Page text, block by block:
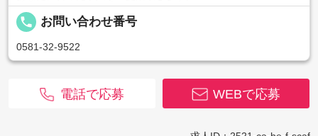
local_phone お問い合わせ番号
0581-32-9522
WEBで応募
電話で応募